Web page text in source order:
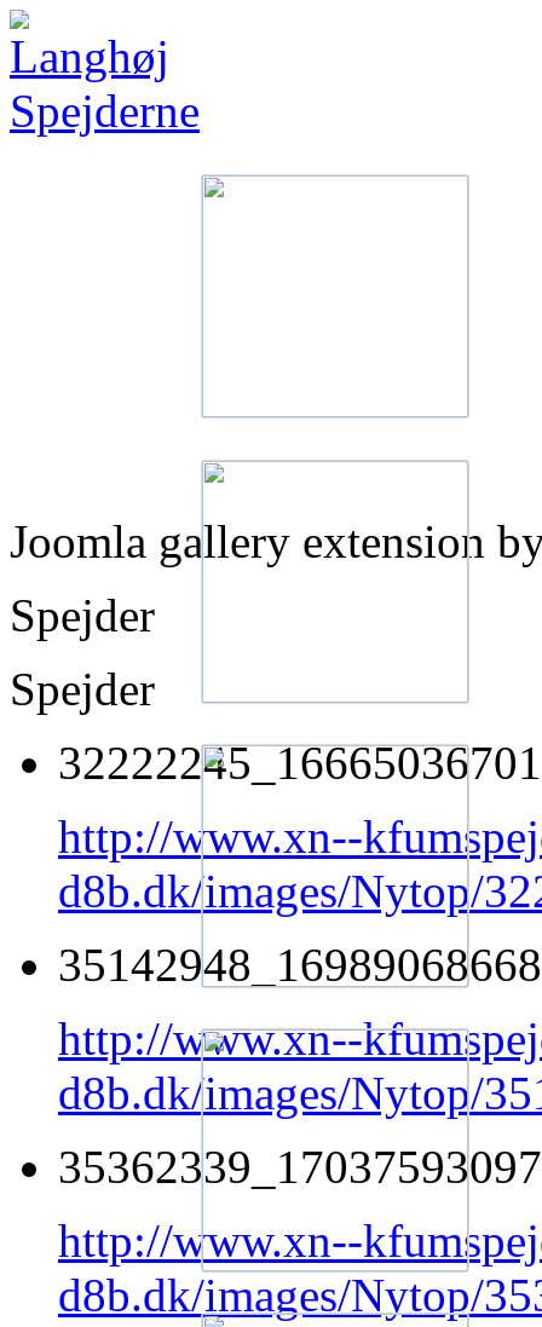
Joomla gallery extension
Spejder
Spejder
http://www.xn--
d8b.dk/images/Nytop/
http://www.xn--
d8b.dk/images/Nytop/
http://www.xn--
d8b.dk/images/Nytop/